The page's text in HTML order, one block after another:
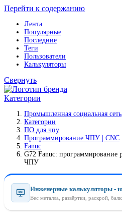
Перейти к содержанию
Лента
Популярные
Последние
Теги
Пользователи
Калькуляторы
Свернуть
Категории
Промышленная социальная сеть
Категории
ПO для чпу
Программирование ЧПУ | CNC
Fanuc
G72 Fanuc: программирование
ЧПУ
Инженерные калькуляторы -
Вес металла, развёртки, раскрой,